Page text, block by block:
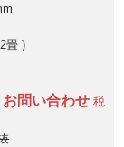
2畳 )
お問い合わせ 税